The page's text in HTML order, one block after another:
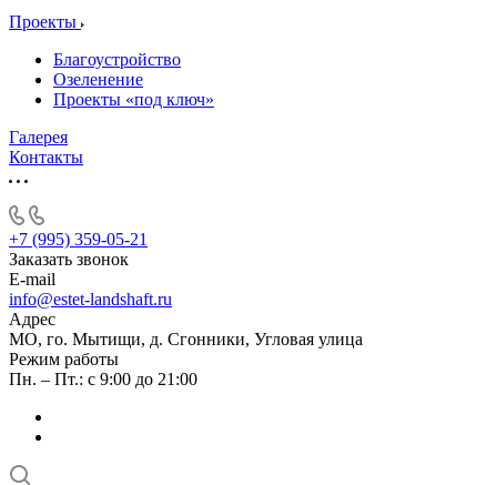
Проекты
Благоустройство
Озеленение
Проекты «под ключ»
Галерея
Контакты
+7 (995) 359-05-21
Заказать звонок
E-mail
info@estet-landshaft.ru
Адрес
МО, го. Мытищи, д. Сгонники, Угловая улица
Режим работы
Пн. – Пт.: с 9:00 до 21:00